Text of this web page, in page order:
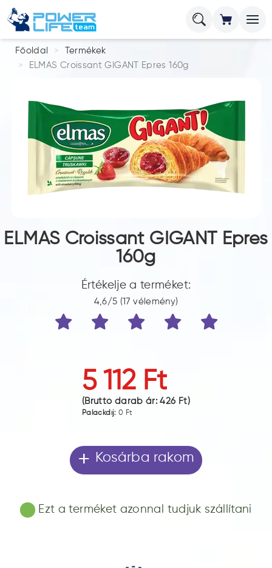
Főoldal
Termékek
ELMAS Croissant GIGANT Epres 160g
ELMAS Croissant GIGANT Epres
160g
Értékelje a terméket:
4,6/5 (17 vélemény)
5 112 Ft
(Bruttó darab ár:426 Ft)
Palackdíj: 0 Ft
+ Kosárba rakom
Ezt a terméket azonnal tudjuk szállítani